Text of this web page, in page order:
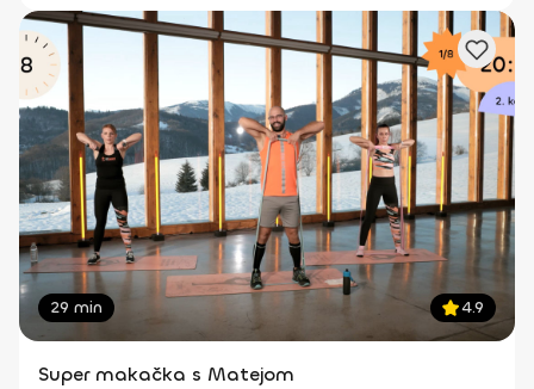
29 min 4.9
Super makačka s Matejom